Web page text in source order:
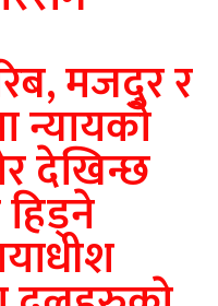
मजदुर र
न्यायको
देखिन्छ
हिड्ने